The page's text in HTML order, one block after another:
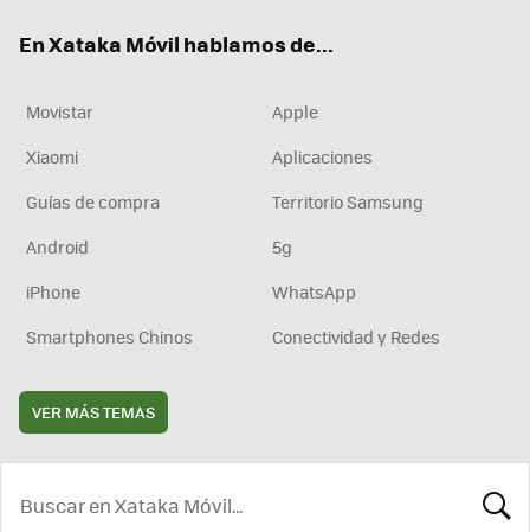
En Xataka Móvil hablamos de...
Movistar
Apple
Xiaomi
Aplicaciones
Guías de compra
Territorio Samsung
Android
5g
iPhone
WhatsApp
Smartphones Chinos
Conectividad y Redes
VER MÁS TEMAS